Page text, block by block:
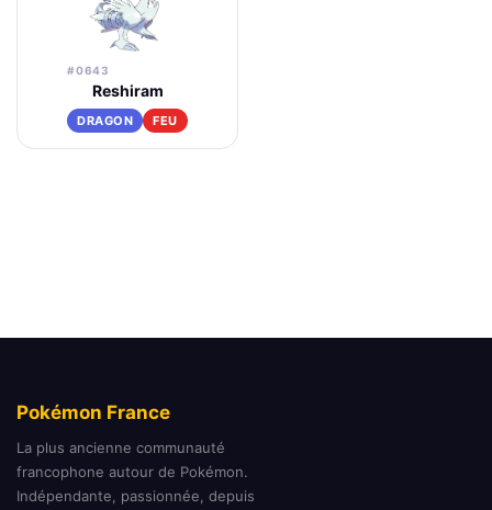
#0643
Reshiram
DRAGON FEU
Pokémon France
La plus ancienne communauté
francophone autour de Pokémon.
Indépendante, passionnée, depuis